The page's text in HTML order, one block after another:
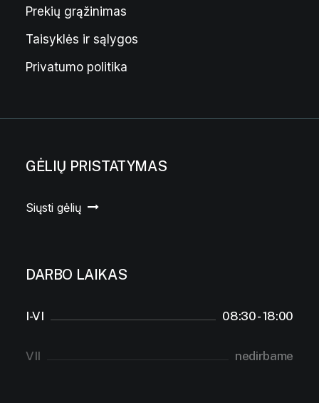
Prekių grąžinimas
Taisyklės ir sąlygos
Privatumo politika
GĖLIŲ PRISTATYMAS
Siųsti gėlių
DARBO LAIKAS
I-VI 08:30 - 18:00
VII nedirbame